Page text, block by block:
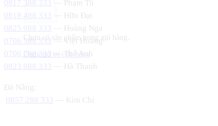
Chưa có sản phẩm trong giỏ hàng.
Quay trở lại cửa hàng
0817 388 333
— Phạm Tú
0818 488 333
— Hữu Đạt
0825 088 333
— Hoàng Nga
0706 588 333— Việt Hoàng
0706 788 333 — Thế Anh
0823 088 333
— Hà Thanh
Đà Nẵng:
0857 288 333
— Kim Chi